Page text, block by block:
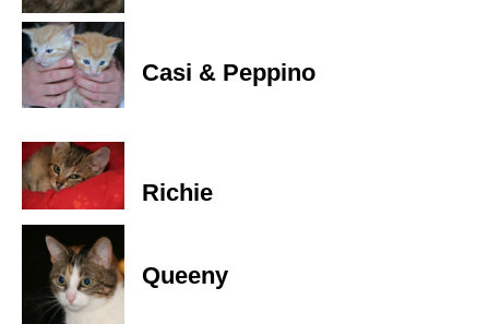
Casi & Peppino
Richie
Queeny